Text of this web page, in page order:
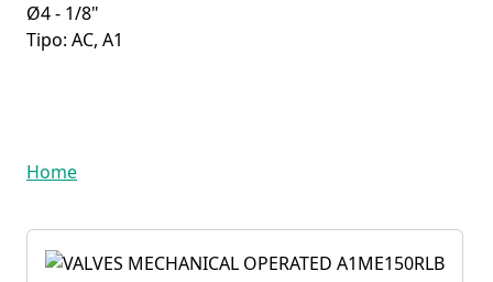
Ø4 - 1/8"
Tipo: AC, A1
Home